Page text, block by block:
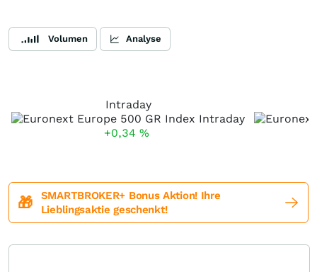
Volumen Analyse
Intraday
+0,34 %
🎁
SMARTBROKER+ Bonus Aktion! Ihre
Lieblingsaktie geschenkt!